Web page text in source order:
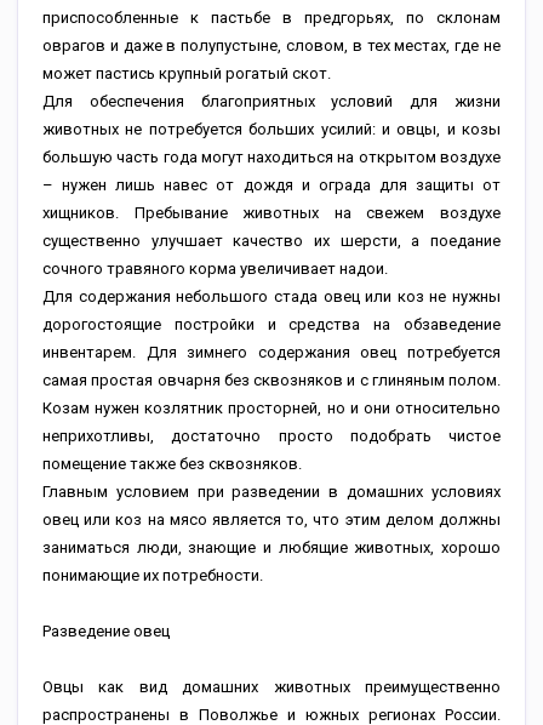
приспособленные к пастьбе в предгорьях, по склонам
оврагов и даже в полупустыне, словом, в тех местах, где не
может пастись крупный рогатый скот.
Для обеспечения благоприятных условий для жизни
животных не потребуется больших усилий: и овцы, и козы
большую часть года могут находиться на открытом воздухе
– нужен лишь навес от дождя и ограда для защиты от
хищников. Пребывание животных на свежем воздухе
существенно улучшает качество их шерсти, а поедание
сочного травяного корма увеличивает надои.
Для содержания небольшого стада овец или коз не нужны
дорогостоящие постройки и средства на обзаведение
инвентарем. Для зимнего содержания овец потребуется
самая простая овчарня без сквозняков и с глиняным полом.
Козам нужен козлятник просторней, но и они относительно
неприхотливы, достаточно просто подобрать чистое
помещение также без сквозняков.
Главным условием при разведении в домашних условиях
овец или коз на мясо является то, что этим делом должны
заниматься люди, знающие и любящие животных, хорошо
понимающие их потребности.
Разведение овец
Овцы как вид домашних животных преимущественно
распространены в Поволжье и южных регионах России.